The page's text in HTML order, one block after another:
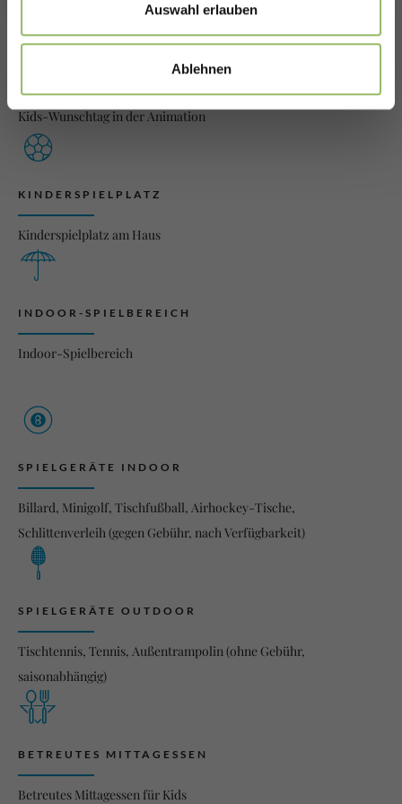
Auswahl erlauben
Ablehnen
Kids-Wunschtag in der Animation
KINDERSPIELPLATZ
Kinderspielplatz am Haus
INDOOR-SPIELBEREICH
Indoor-Spielbereich
SPIELGERÄTE INDOOR
Billard, Minigolf, Tischfußball, Airhockey-Tische,
Schlittenverleih (gegen Gebühr, nach Verfügbarkeit)
SPIELGERÄTE OUTDOOR
Tischtennis, Tennis, Außentrampolin (ohne Gebühr,
saisonabhängig)
BETREUTES MITTAGESSEN
Betreutes Mittagessen für Kids